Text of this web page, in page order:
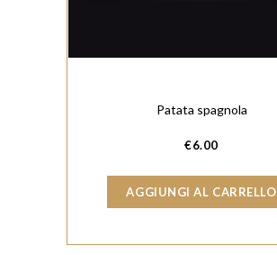
Patata spagnola
€6.00
AGGIUNGI AL CARRELLO